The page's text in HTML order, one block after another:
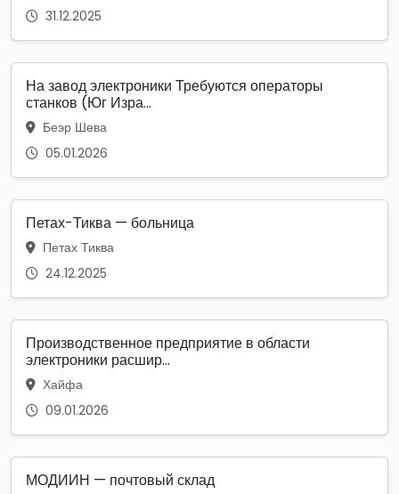
31.12.2025
На завод электроники Требуются операторы
станков (Юг Изра...
Беэр Шева
05.01.2026
Петах-Тиква — больница
Петах Тиква
24.12.2025
Производственное предприятие в области
электроники расшир...
Хайфа
09.01.2026
МОДИИН — почтовый склад